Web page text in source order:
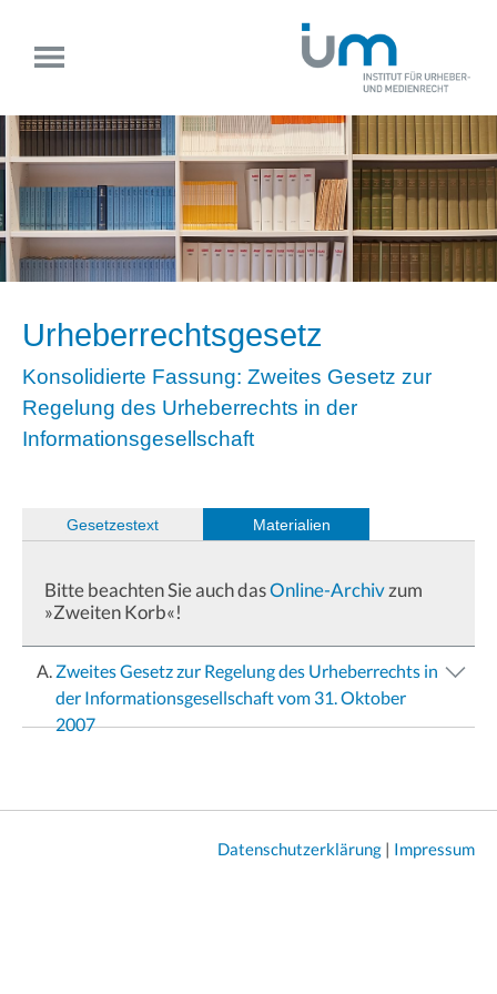
Urheberrechtsgesetz
Konsolidierte Fassung: Zweites Gesetz zur
Regelung des Urheberrechts in der
Informationsgesellschaft
Materialien
(Gesetzestext
Bitte beachten Sie auch dasOnline-Archivzum
»Zweiten Korb«!
Zweites Gesetz zur Regelung des Urheberrechts in
der Informationsgesellschaft vom 31. Oktober
2007
Datenschutzerklärung | Impressum